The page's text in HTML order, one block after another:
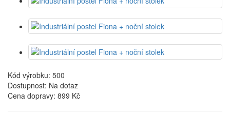
Kód výrobku: 500
Dostupnost: Na dotaz
Cena dopravy: 899 Kč